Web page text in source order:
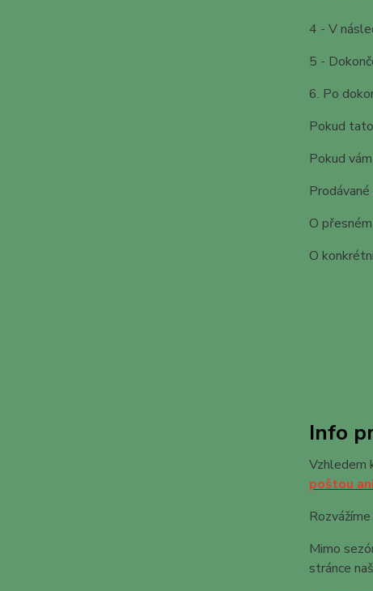
4 - V
5 -
6. Po
Pokud
Pokud
O
O
Info
Vzhledem
poštou
Mimo
stránce